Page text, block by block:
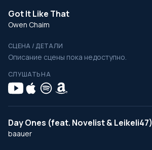
Got It Like That
Owen Chaim
СЦЕНА / ДЕТАЛИ
Описание сцены пока недоступно.
СЛУШАТЬ НА
Day Ones (feat. Novelist & Leikeli47)
baauer